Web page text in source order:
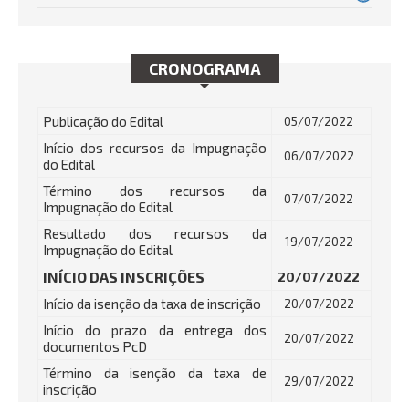
CRONOGRAMA
Publicação do Edital 05/07/2022
Início dos recursos da Impugnação
do Edital
06/07/2022
Término dos recursos da
Impugnação do Edital
07/07/2022
Resultado dos recursos da
Impugnação do Edital
19/07/2022
INÍCIO DAS INSCRIÇÕES 20/07/2022
Início da isenção da taxa de inscrição 20/07/2022
Início do prazo da entrega dos
documentos PcD
20/07/2022
Término da isenção da taxa de
inscrição
29/07/2022